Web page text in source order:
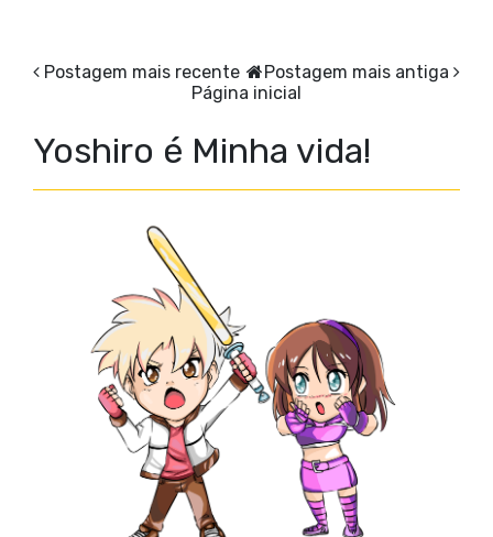
Postagem mais recente
Postagem mais antiga
Página inicial
Yoshiro é Minha vida!